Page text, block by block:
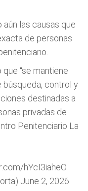
aún las causas que
de personas
que “se mantiene
búsqueda, control y
destinadas a
privadas de
Penitenciario La
hYcI3iaheO
June 2, 2026